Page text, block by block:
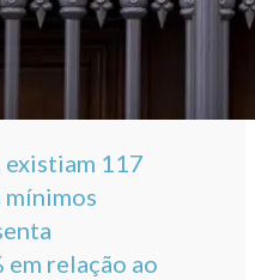
existiam 117
relação ao